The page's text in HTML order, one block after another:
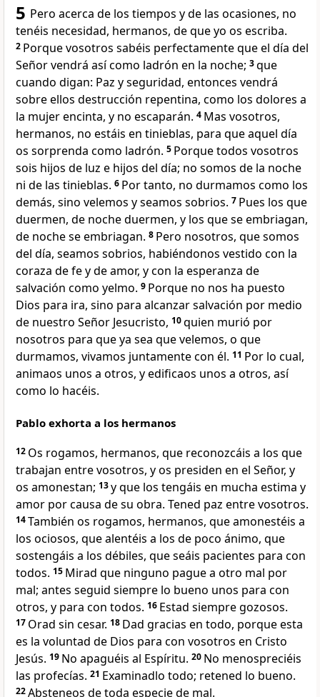
5 Pero acerca de los tiempos y de las ocasiones, no
tenéis necesidad, hermanos, de que yo os escriba.
2 Porque vosotros sabéis perfectamente que el día del
Señor vendrá así como ladrón en la noche; 3que
cuando digan: Paz y seguridad, entonces vendrá
sobre ellos destrucción repentina, como los dolores a
la mujer encinta, y no escaparán. 4 Mas vosotros,
hermanos, no estáis en tinieblas, para que aquel día
os sorprenda como ladrón. 5 Porque todos vosotros
sois hijos de luz e hijos del día; no somos de la noche
ni de las tinieblas. 6 Por tanto, no durmamos como los
demás, sino velemos y seamos sobrios. 7 Pues los que
duermen, de noche duermen, y los que se embriagan,
de noche se embriagan. 8 Pero nosotros, que somos
del día, seamos sobrios, habiéndonos vestido con la
coraza de fe y de amor, y con la esperanza de
salvación como yelmo. 9 Porque no nos ha puesto
Dios para ira, sino para alcanzar salvación por medio
de nuestro Señor Jesucristo, 10quien murió por
nosotros para que ya sea que velemos, o que
durmamos, vivamos juntamente con él. 11 Por lo cual,
animaos unos a otros, y edificaos unos a otros, así
como lo hacéis.
Pablo exhorta a los hermanos
12 Os rogamos, hermanos, que reconozcáis a los que
trabajan entre vosotros, y os presiden en el Señor, y
os amonestan; 13y que los tengáis en mucha estima y
amor por causa de su obra. Tened paz entre vosotros.
14También os rogamos, hermanos, que amonestéis a
los ociosos, que alentéis a los de poco ánimo, que
sostengáis a los débiles, que seáis pacientes para con
todos. 15 Mirad que ninguno pague a otro mal por
mal; antes seguid siempre lo bueno unos para con
otros, y para con todos. 16 Estad siempre gozosos.
17 Orad sin cesar. 18 Dad gracias en todo, porque esta
es la voluntad de Dios para con vosotros en Cristo
Jesús. 19 No apaguéis al Espíritu. 20 No menospreciéis
las profecías. 21 Examinadlo todo; retened lo bueno.
22Absteneos de toda especie de mal.